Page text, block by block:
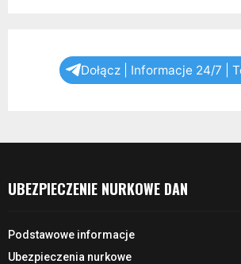
Dołącz | Informacje 24/7 |
UBEZPIECZENIE NURKOWE DAN
Podstawowe informacje
Ubezpieczenia nurkowe